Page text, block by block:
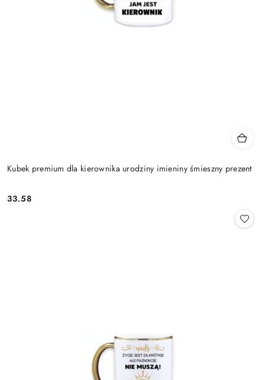
Kubek premium dla kierownika urodziny imieniny śmieszny prezent
Cena:
33.58